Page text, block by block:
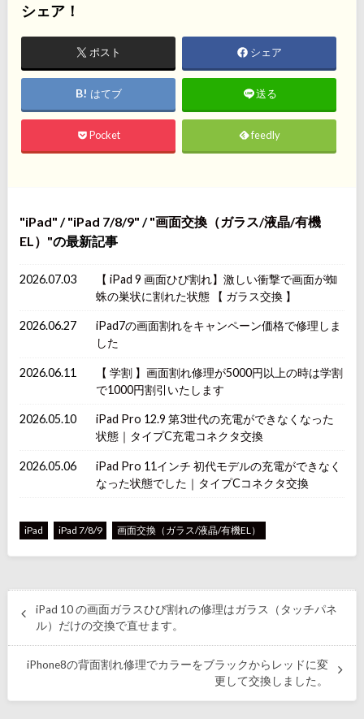
シェア！
ポスト シェア
はてブ 送る
Pocket feedly
iPad / iPad 7/8/9 / 画面交換（ガラス/液晶/有機
EL）
の最新記事
2026.07.03
【 iPad 9 画面ひび割れ】激しい衝撃で画面が蜘
蛛の巣状に割れた状態 【 ガラス交換 】
2026.06.27
iPad7の画面割れをキャンペーン価格で修理しま
した
2026.06.11
【 学割 】画面割れ修理が5000円以上の時は学割
で1000円割引いたします
2026.05.10
iPad Pro 12.9 第3世代の充電ができなくなった
状態｜タイプC充電コネクタ交換
2026.05.06
iPad Pro 11インチ 初代モデルの充電ができなく
なった状態でした｜タイプCコネクタ交換
iPad iPad 7/8/9 画面交換（ガラス/液晶/有機EL）
iPad 10 の画面ガラスひび割れの修理はガラス（タッチパネ
ル）だけの交換で直せます。
iPhone8の背面割れ修理でカラーをブラックからレッドに変
更して交換しました。